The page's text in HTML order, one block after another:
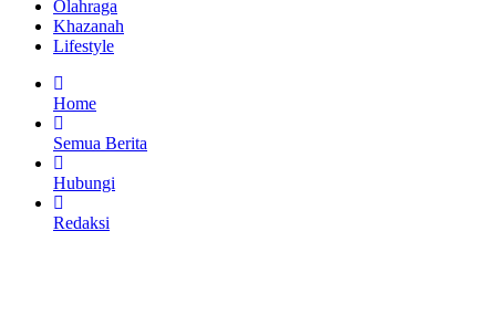
Olahraga
Khazanah
Lifestyle
Home
Semua Berita
Hubungi
Redaksi